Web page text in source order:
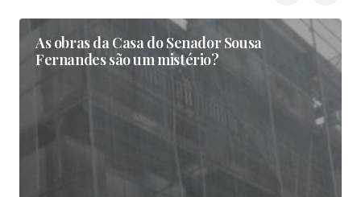
As obras da Casa do Senador Sousa
Fernandes são um mistério?